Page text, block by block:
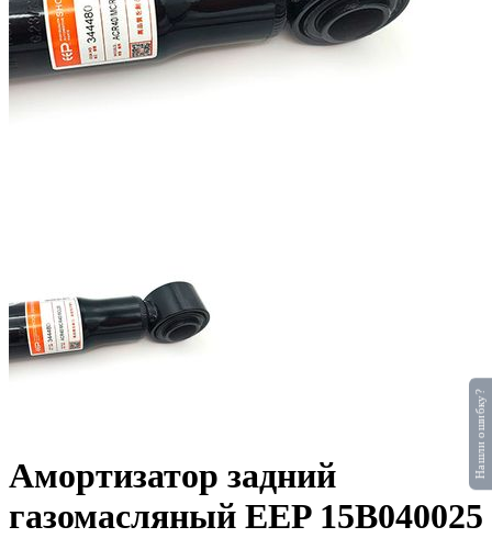
Амортизатор задний
газомасляный EEP 15B040025
Нашли ошибку?